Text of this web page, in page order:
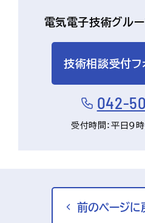
電気電子技術グル
技術相談受付フ
042-
受付時間：平日9
前のページに